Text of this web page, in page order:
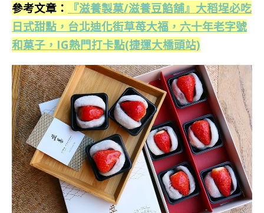
參考文章：
『滋養製菓/滋養豆餡舖』大稻埕必吃
日式甜點，台北迪化街草苺大福，六十年老字號
和菓子，IG熱門打卡點(捷運大橋頭站)